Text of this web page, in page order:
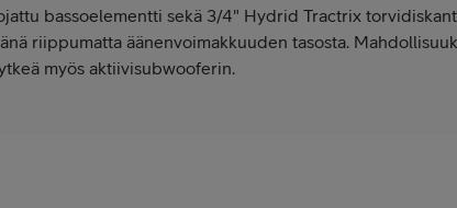
bassoelementti sekä 3/4" Hydrid Tractrix
riippumatta äänenvoimakkuuden tasosta.
myös aktiivisubwooferin.